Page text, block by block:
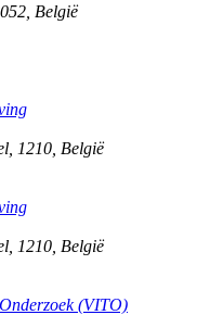
België
1210 België
1210 België
(VITO)